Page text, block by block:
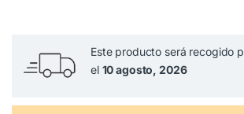
Este producto será recogido
el 10 agosto, 2026